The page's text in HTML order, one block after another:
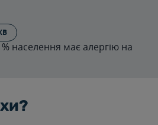
населення має алергію на